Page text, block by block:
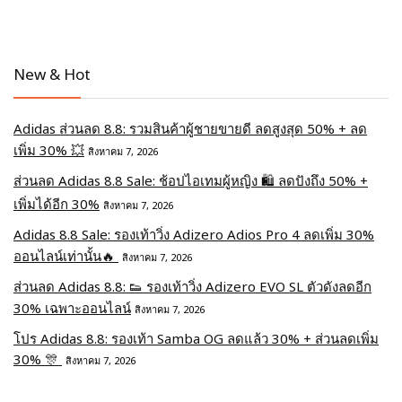
New & Hot
Adidas ส่วนลด 8.8: รวมสินค้าผู้ชายขายดี ลดสูงสุด 50% + ลด
เพิ่ม 30% 💥 สิงหาคม 7, 2026
ส่วนลด Adidas 8.8 Sale: ช้อปไอเทมผู้หญิง 🛍️ ลดปังถึง 50% +
เพิ่มได้อีก 30% สิงหาคม 7, 2026
Adidas 8.8 Sale: รองเท้าวิ่ง Adizero Adios Pro 4 ลดเพิ่ม 30%
ออนไลน์เท่านั้น🔥
สิงหาคม 7, 2026
ส่วนลด Adidas 8.8: 👟 รองเท้าวิ่ง Adizero EVO SL ตัวดังลดอีก
30% เฉพาะออนไลน์ สิงหาคม 7, 2026
โปร Adidas 8.8: รองเท้า Samba OG ลดแล้ว 30% + ส่วนลดเพิ่ม
30% 🎊 สิงหาคม 7, 2026